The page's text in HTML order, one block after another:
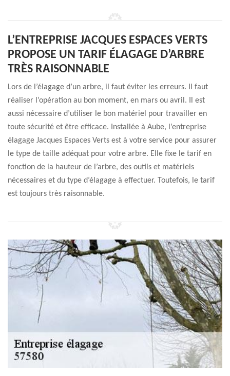
L’ENTREPRISE JACQUES ESPACES VERTS
PROPOSE UN TARIF ÉLAGAGE D’ARBRE
TRÈS RAISONNABLE
Lors de l’élagage d’un arbre, il faut éviter les erreurs. Il faut
réaliser l’opération au bon moment, en mars ou avril. Il est
aussi nécessaire d’utiliser le bon matériel pour travailler en
toute sécurité et être efficace. Installée à Aube, l’entreprise
élagage Jacques Espaces Verts est à votre service pour assurer
le type de taille adéquat pour votre arbre. Elle fixe le tarif en
fonction de la hauteur de l’arbre, des outils et matériels
nécessaires et du type d’élagage à effectuer. Toutefois, le tarif
est toujours très raisonnable.